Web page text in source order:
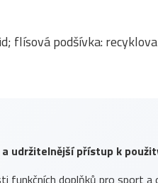
udržitelnější přístup k
funkčních doplňků pro sport
flísová podšívka: